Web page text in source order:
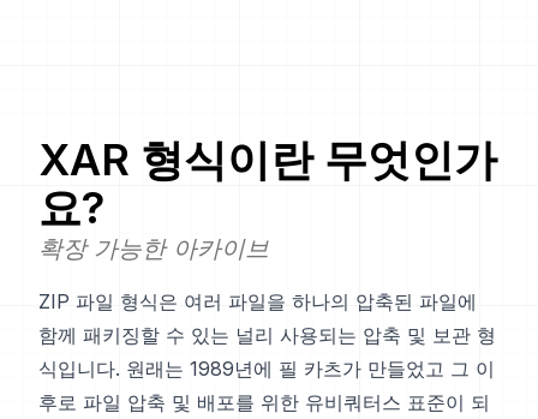
XAR 형식이란 무엇인가
요?
확장 가능한 아카이브
ZIP 파일 형식은 여러 파일을 하나의 압축된 파일에
함께 패키징할 수 있는 널리 사용되는 압축 및 보관 형
식입니다. 원래는 1989년에 필 카츠가 만들었고 그 이
후로 파일 압축 및 배포를 위한 유비쿼터스 표준이 되